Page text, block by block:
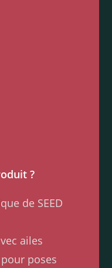
?
de SEED
ailes
poses